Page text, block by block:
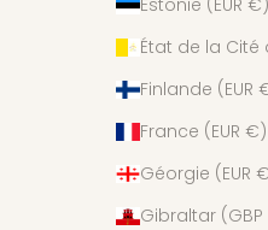
Estonie (EUR €)
État de la Cité
Finlande (EUR
France (EUR €)
Géorgie (EUR
Gibraltar (GBP